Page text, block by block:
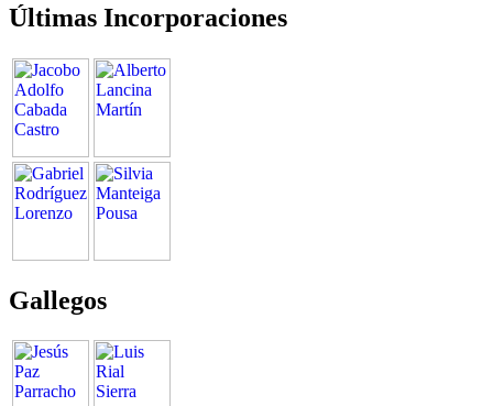
Últimas Incorporaciones
Gallegos